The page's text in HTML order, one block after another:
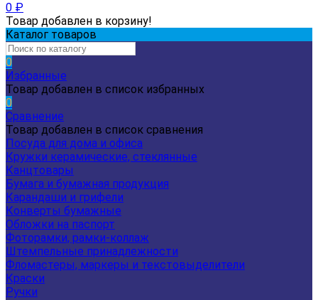
0 ₽
Товар добавлен в корзину!
Каталог товаров
0
Избранные
Товар добавлен в список избранных
0
Сравнение
Товар добавлен в список сравнения
Посуда для дома и офиса
Кружки керамические, стеклянные
Канцтовары
Бумага и бумажная продукция
Карандаши и грифели
Конверты бумажные
Обложки на паспорт
Фоторамки, рамки-коллаж
Штемпельные принадлежности
Фломастеры, маркеры и текстовыделители
Краски
Ручки